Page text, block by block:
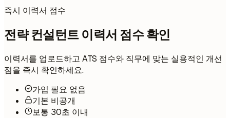
즉시 이력서 점수
전략 컨설턴트 이력서 점수 확인
이력서를 업로드하고 ATS 점수와 직무에 맞는 실용적인 개선
점을 즉시 확인하세요.
가입 필요 없음
기본 비공개
보통 30초 이내